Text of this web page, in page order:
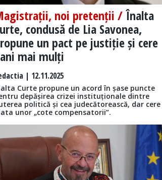
noi pretenții /Înalta
condusă de Lia Savonea,
un pact pe justiție și cere
mai mulți
| 12.11.2025
Curte propune un acord în șase puncte
depășirea crizei instituționale dintre
politică și cea judecătorească, dar cere
unor „cote compensatorii”.